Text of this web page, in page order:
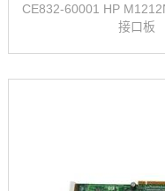
CE832-60001 HP
接口板